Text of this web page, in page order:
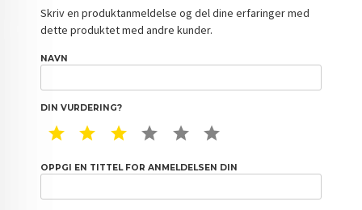
Skriv en produktanmeldelse og del dine erfaringer med
dette produktet med andre kunder.
NAVN
DIN VURDERING?
1 STAR2 STAR3 STAR4 STAR5 STAR
OPPGI EN TITTEL FOR ANMELDELSEN DIN